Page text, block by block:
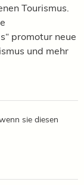
Tourismus.
promotur neue
und mehr
sie diesen